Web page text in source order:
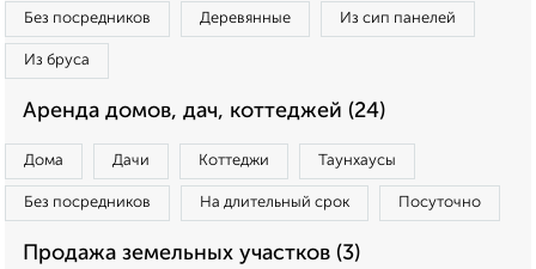
Без посредников Деревянные Из сип панелей
Из бруса
Аренда домов, дач, коттеджей (24)
Дома Дачи Коттеджи Таунхаусы
Без посредников На длительный срок Посуточно
Продажа земельных участков (3)